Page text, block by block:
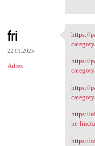
fri
22.01.2025
Adres
https://
https://
https://
https://
https://
ne-
https://